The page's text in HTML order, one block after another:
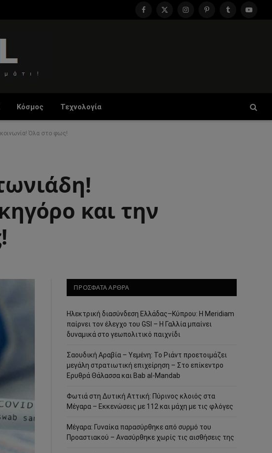
Facebook
X
InstagramPinterestTumblr
Κόσμος Τεχνολογία
κοινωνία! Όλα στο φως!
και την
ΠΡΟΣΦΑΤΑ ΑΡΘΡΑ
Ηλεκτρική διασύνδεση Ελλάδας–Κύπρου: Η Meridiam
παίρνει τον έλεγχο του GSI – Η Γαλλία μπαίνει
δυναμικά στο γεωπολιτικό παιχνίδι
Σαουδική Αραβία – Υεμένη: Το Ριάντ προετοιμάζει
μεγάλη στρατιωτική επιχείρηση – Στο επίκεντρο
Ερυθρά Θάλασσα και Bab al-Mandab
Φωτιά στη Δυτική Αττική: Πύρινος κλοιός στα
Μέγαρα – Εκκενώσεις με 112 και μάχη με τις φλόγες
Μέγαρα: Γυναίκα παρασύρθηκε από συρμό του
Προαστιακού – Ανασύρθηκε χωρίς τις αισθήσεις της